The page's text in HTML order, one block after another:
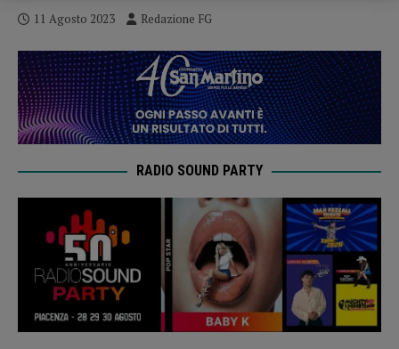
11 Agosto 2023 Redazione FG
RADIO SOUND PARTY